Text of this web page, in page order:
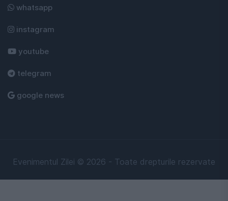
whatsapp
instagram
youtube
telegram
google news
Evenimentul Zilei © 2026 - Toate drepturile rezervate